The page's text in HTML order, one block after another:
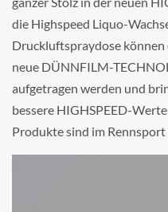
die Highspeed Liquo-
Druckluftspraydose können
neue DÜNNFILM-
aufgetragen werden und
bessere HIGHSPEED-
Produkte sind im